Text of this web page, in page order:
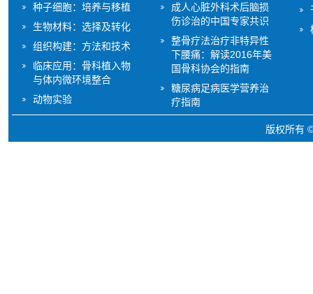
种子细胞：培养与移植
生物材料：选择及转化
组织构建：方法和技术
临床应用：骨科植入物
与体内微环境整合
动物实验
成人心脏外科术后脑损
伤诊治的中国专家共识
整骨疗法治疗非特异性
下腰痛：解读2016年美
国骨科协会的指南
糖尿病足病医学营养治
疗指南
版权所有